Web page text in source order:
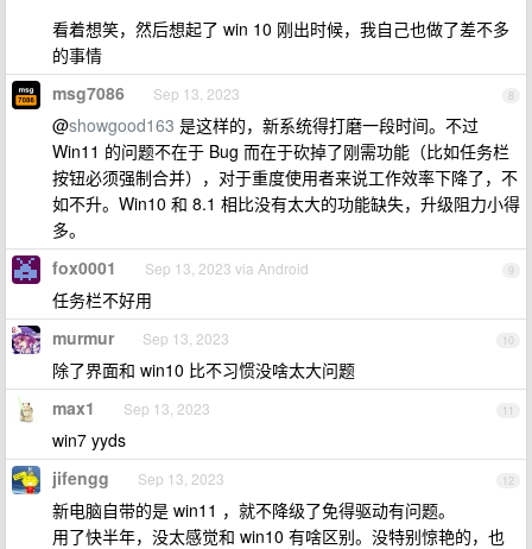
看着想笑，然后想起了 win 10 刚出时候，我自己也做了差不多
的事情
8
msg7086 Sep 13, 2023
@showgood163 是这样的，新系统得打磨一段时间。不过
Win11 的问题不在于 Bug 而在于砍掉了刚需功能（比如任务栏
按钮必须强制合并），对于重度使用者来说工作效率下降了，不
如不升。Win10 和 8.1 相比没有太大的功能缺失，升级阻力小得
多。
9
fox0001 Sep 13, 2023 via Android
任务栏不好用
10
murmur Sep 13, 2023
除了界面和 win10 比不习惯没啥太大问题
11
max1 Sep 13, 2023
win7 yyds
12
jifengg Sep 13, 2023
新电脑自带的是 win11 ，就不降级了免得驱动有问题。
用了快半年，没太感觉和 win10 有啥区别。没特别惊艳的，也